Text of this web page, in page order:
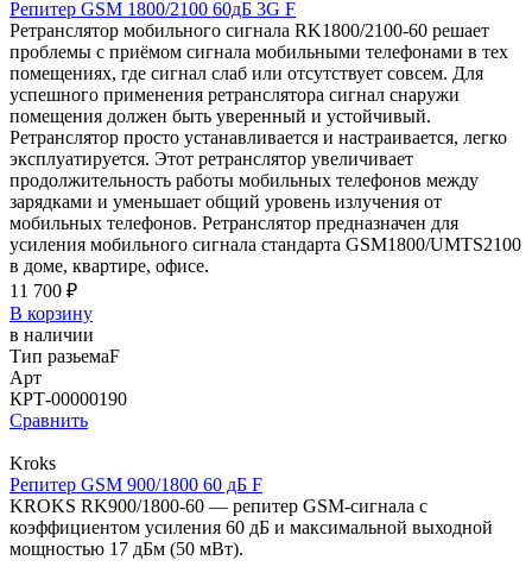
Репитер GSM 1800/2100 60дБ 3G F
Ретранслятор мобильного сигнала RK1800/2100-60 решает
проблемы с приёмом сигнала мобильными телефонами в тех
помещениях, где сигнал слаб или отсутствует совсем. Для
успешного применения ретранслятора сигнал снаружи
помещения должен быть уверенный и устойчивый.
Ретранслятор просто устанавливается и настраивается, легко
эксплуатируется. Этот ретранслятор увеличивает
продолжительность работы мобильных телефонов между
зарядками и уменьшает общий уровень излучения от
мобильных телефонов. Ретранслятор предназначен для
усиления мобильного сигнала стандарта GSM1800/UMTS2100
в доме, квартире, офисе.
11 700 ₽
В корзину
в наличии
Тип разьемаF
Арт
КРТ-00000190
Сравнить
Kroks
Репитер GSM 900/1800 60 дБ F
KROKS RK900/1800-60 — репитер GSM-сигнала с
коэффициентом усиления 60 дБ и максимальной выходной
мощностью 17 дБм (50 мВт).